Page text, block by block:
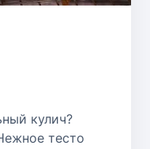
кулич?
тесто